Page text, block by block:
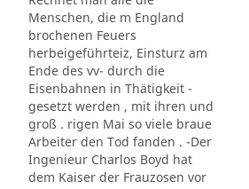
Menschen, die m England
brochenen Feuers
herbeigeführteiz, Einsturz am
Ende des vv- durch die
Eisenbahnen in Thätigkeit -
gesetzt werden , mit ihren und
groß . rigen Mai so viele braue
Arbeiter den Tod fanden . -Der
Ingenieur Charlos Boyd hat
dem Kaiser der Frauzosen vor